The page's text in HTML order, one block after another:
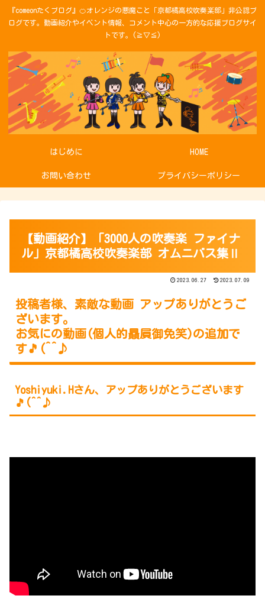
『comeonたくブログ』🍊オレンジの悪魔こと「京都橘高校吹奏楽部」非公認ブ
ログです。動画紹介やイベント情報、コメント中心の一方的な応援ブログサイ
トです。(≧▽≦)
はじめに HOME
お問い合わせ プライバシーポリシー
【動画紹介】「3000人の吹奏楽 ファイナ
ル」京都橘高校吹奏楽部 オムニバス集Ⅱ
2023.06.27 2023.07.09
投稿者様、素敵な動画 アップありがとうご
ざいます。
お気にの動画(個人的贔屓御免笑)の追加で
す🎵(^^♪
Yoshiyuki.Hさん、アップありがとうございます
🎵(^^♪